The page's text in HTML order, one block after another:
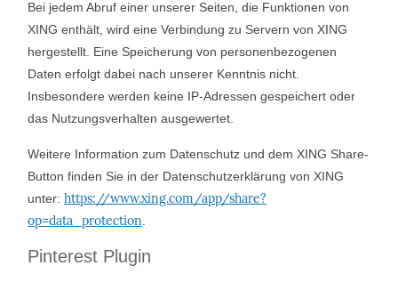
Bei jedem Abruf einer unserer Seiten, die Funktionen von
XING enthält, wird eine Verbindung zu Servern von XING
hergestellt. Eine Speicherung von personenbezogenen
Daten erfolgt dabei nach unserer Kenntnis nicht.
Insbesondere werden keine IP-Adressen gespeichert oder
das Nutzungsverhalten ausgewertet.
Weitere Information zum Datenschutz und dem XING Share-
Button finden Sie in der Datenschutzerklärung von XING
unter: https://www.xing.com/app/share?
op=data_protection
Pinterest Plugin